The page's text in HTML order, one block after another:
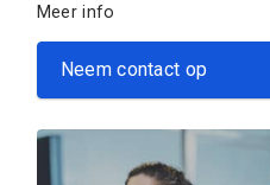
Meer info
Neem contact op